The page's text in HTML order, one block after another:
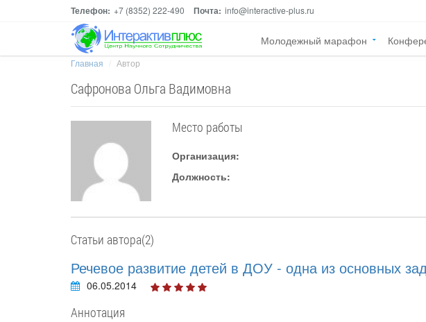
Телефон: +7 (8352) 222-490 Почта: info@interactive-plus.ru
Молодежный марафон
Главная Автор
Сафронова Ольга Вадимовна
Место работы
Организация:
Должность:
Статьи автора(2)
Речевое развитие детей в ДОУ - одна из основных
06.05.2014
Аннотация